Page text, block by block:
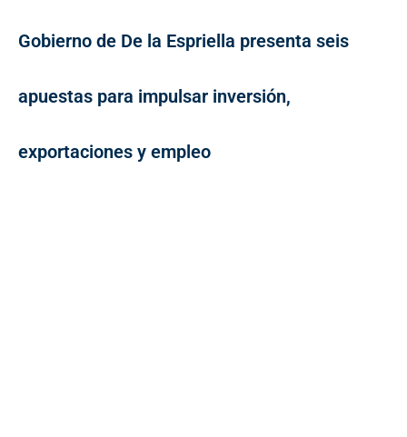
Gobierno de De la Espriella presenta seis
apuestas para impulsar inversión,
exportaciones y empleo